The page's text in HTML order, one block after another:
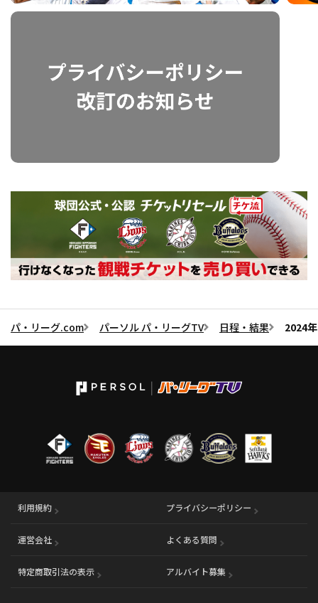
パ・リーグ.com パーソル パ・リーグTV 日程・結果 2024
利用規約 プライバシーポリシー
運営会社 （別ウィンドウで開く） よくある質問
特定商取引法の表示 アルバイト募集 （別ウィンドウで開く